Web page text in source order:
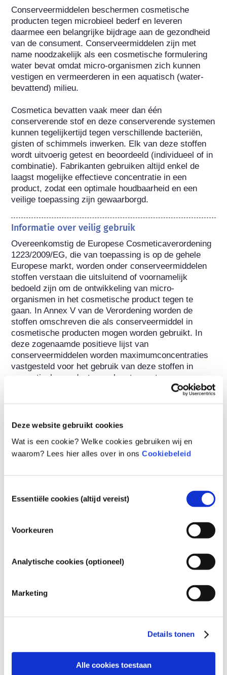
Deze website gebruikt cookies
Wat is een cookie? Welke cookies gebruiken wij en
waarom? Lees hier alles over in ons Cookiebeleid
Essentiële cookies (altijd vereist)
Voorkeuren
Analytische cookies (optioneel)
Marketing
Details tonen
Alle cookies toestaan
Conserveermiddelen beschermen cosmetische
producten tegen microbieel bederf en leveren
daarmee een belangrijke bijdrage aan de gezondheid
van de consument. Conserveermiddelen zijn met
name noodzakelijk als een cosmetische formulering
water bevat omdat micro-organismen zich kunnen
vestigen en vermeerderen in een aquatisch (water-
bevattend) milieu.
Cosmetica bevatten vaak meer dan één
conserverende stof en deze conserverende systemen
kunnen tegelijkertijd tegen verschillende bacteriën,
gisten of schimmels inwerken. Elk van deze stoffen
wordt uitvoerig getest en beoordeeld (individueel of in
combinatie). Fabrikanten gebruiken altijd enkel de
laagst mogelijke effectieve concentratie in een
product, zodat een optimale houdbaarheid en een
veilige toepassing zijn gewaarborgd.
Informatie over veilig gebruik
Overeenkomstig de Europese Cosmeticaverordening
1223/2009/EG, die van toepassing is op de gehele
Europese markt, worden onder conserveermiddelen
stoffen verstaan die uitsluitend of voornamelijk
bedoeld zijn om de ontwikkeling van micro-
organismen in het cosmetische product tegen te
gaan. In Annex V van de Verordening worden de
stoffen omschreven die als conserveermiddel in
cosmetische producten mogen worden gebruikt. In
deze zogenaamde positieve lijst van
conserveermiddelen worden maximumconcentraties
vastgesteld voor het gebruik van deze stoffen in
cosmetische producten en hun toegestane
toxicologische veiligheid, voordat zij in Annex V
producenten moeten de veiligheid voor de gezondheid
aantonen in uitgebreide wetenschappelijke
Behoort tot de volgende stofgroepen
Cosmetica Regulering
Cosmetica-ingrediënten zijn wettelijk gereguleerd. Let
op: er kunnen andere regels gelden voor cosmetische
Uw cosmetica begrijpen
Hoe worden cosmetica in Europa veilig